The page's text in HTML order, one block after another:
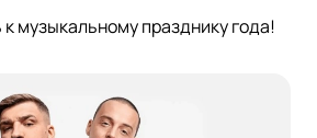
музыкальному празднику года!